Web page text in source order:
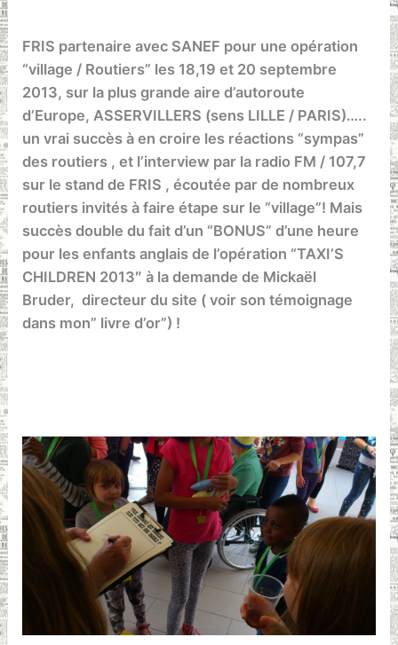
FRIS partenaire avec SANEF pour une opération
“village / Routiers” les 18,19 et 20 septembre
2013, sur la plus grande aire d’autoroute
d’Europe, ASSERVILLERS (sens LILLE / PARIS)…..
un vrai succès à en croire les réactions “sympas”
des routiers , et l’interview par la radio FM / 107,7
sur le stand de FRIS , écoutée par de nombreux
routiers invités à faire étape sur le “village”! Mais
succès double du fait d’un “BONUS” d’une heure
pour les enfants anglais de l’opération “TAXI’S
CHILDREN 2013″ à la demande de Mickaël
Bruder, directeur du site ( voir son témoignage
dans mon” livre d’or”) !